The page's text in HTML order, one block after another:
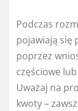
Podczas
pojawiają się
poprzez
częściowe
Uważaj na
kwoty –